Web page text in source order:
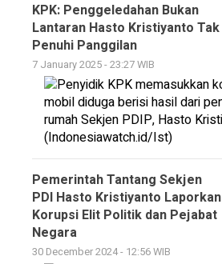
KPK: Penggeledahan Bukan
Lantaran Hasto Kristiyanto Tak
Penuhi Panggilan
7 January 2025 - 23:27 WIB
Pemerintah Tantang Sekjen
PDI Hasto Kristiyanto Laporkan
Korupsi Elit Politik dan Pejabat
Negara
30 December 2024 - 12:56 WIB